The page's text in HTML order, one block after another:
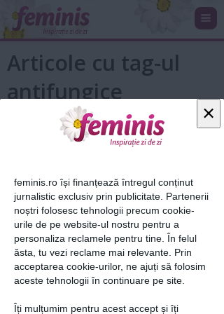
×
feminis.ro își finanțează întregul conținut
jurnalistic exclusiv prin publicitate. Partenerii
noștri folosesc tehnologii precum cookie-
urile de pe website-ul nostru pentru a
personaliza reclamele pentru tine. În felul
ăsta, tu vezi reclame mai relevante. Prin
acceptarea cookie-urilor, ne ajuți să folosim
aceste tehnologii în continuare pe site.
Îți mulțumim pentru acest accept și îți
Articole cu tag-ul
antifungice
Scapă DEFINITIV de acnee, cicatrici
şi riduri cu acest remediu...
25 sep 2017